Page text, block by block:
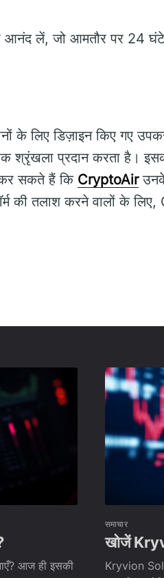
आनंद लें, जो आमतौर पर 24 घंटे
के लिए डिज़ाइन किए गए
श्रृंखला प्रदान करता है।
कर सकते हैं कि CryptoAir
की तलाश करने वालों के
आज ही इसकी
समाचार
खोजें
Kryvion